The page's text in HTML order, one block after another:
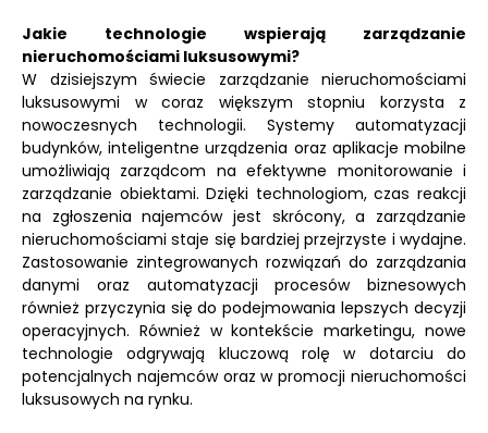
Jakie technologie wspierają zarządzanie
nieruchomościami luksusowymi?
W dzisiejszym świecie zarządzanie nieruchomościami
luksusowymi w coraz większym stopniu korzysta z
nowoczesnych technologii. Systemy automatyzacji
budynków, inteligentne urządzenia oraz aplikacje mobilne
umożliwiają zarządcom na efektywne monitorowanie i
zarządzanie obiektami. Dzięki technologiom, czas reakcji
na zgłoszenia najemców jest skrócony, a zarządzanie
nieruchomościami staje się bardziej przejrzyste i wydajne.
Zastosowanie zintegrowanych rozwiązań do zarządzania
danymi oraz automatyzacji procesów biznesowych
również przyczynia się do podejmowania lepszych decyzji
operacyjnych. Również w kontekście marketingu, nowe
technologie odgrywają kluczową rolę w dotarciu do
potencjalnych najemców oraz w promocji nieruchomości
luksusowych na rynku.